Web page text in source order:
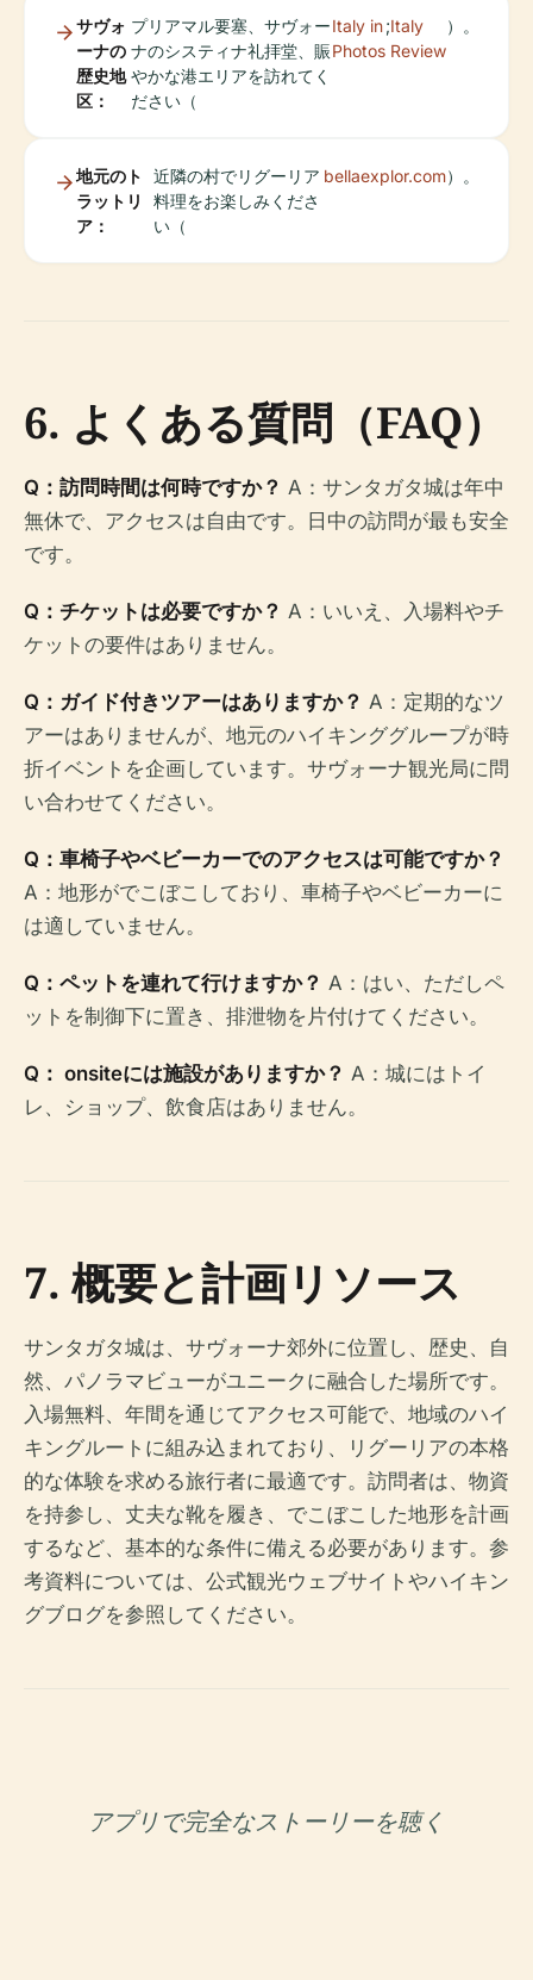
サヴォ
ーナの
歴史地
区：
プリアマル要塞、サヴォー
ナのシスティナ礼拝堂、賑
やかな港エリアを訪れてく
ださい（
Italy in
Photos
;Italy
Review
）。
地元のト
ラットリ
ア：
近隣の村でリグーリア
料理をお楽しみくださ
い（
bellaexplor.com）。
6. よくある質問（FAQ）
Q：訪問時間は何時ですか？ A：サンタガタ城は年中
無休で、アクセスは自由です。日中の訪問が最も安全
です。
Q：チケットは必要ですか？ A：いいえ、入場料やチ
ケットの要件はありません。
Q：ガイド付きツアーはありますか？ A：定期的なツ
アーはありませんが、地元のハイキンググループが時
折イベントを企画しています。サヴォーナ観光局に問
い合わせてください。
Q：車椅子やベビーカーでのアクセスは可能ですか？
A：地形がでこぼこしており、車椅子やベビーカーに
は適していません。
Q：ペットを連れて行けますか？ A：はい、ただしペ
ットを制御下に置き、排泄物を片付けてください。
Q： onsiteには施設がありますか？ A：城にはトイ
レ、ショップ、飲食店はありません。
7. 概要と計画リソース
サンタガタ城は、サヴォーナ郊外に位置し、歴史、自
然、パノラマビューがユニークに融合した場所です。
入場無料、年間を通じてアクセス可能で、地域のハイ
キングルートに組み込まれており、リグーリアの本格
的な体験を求める旅行者に最適です。訪問者は、物資
を持参し、丈夫な靴を履き、でこぼこした地形を計画
するなど、基本的な条件に備える必要があります。参
考資料については、公式観光ウェブサイトやハイキン
グブログを参照してください。
アプリで完全なストーリーを聴く